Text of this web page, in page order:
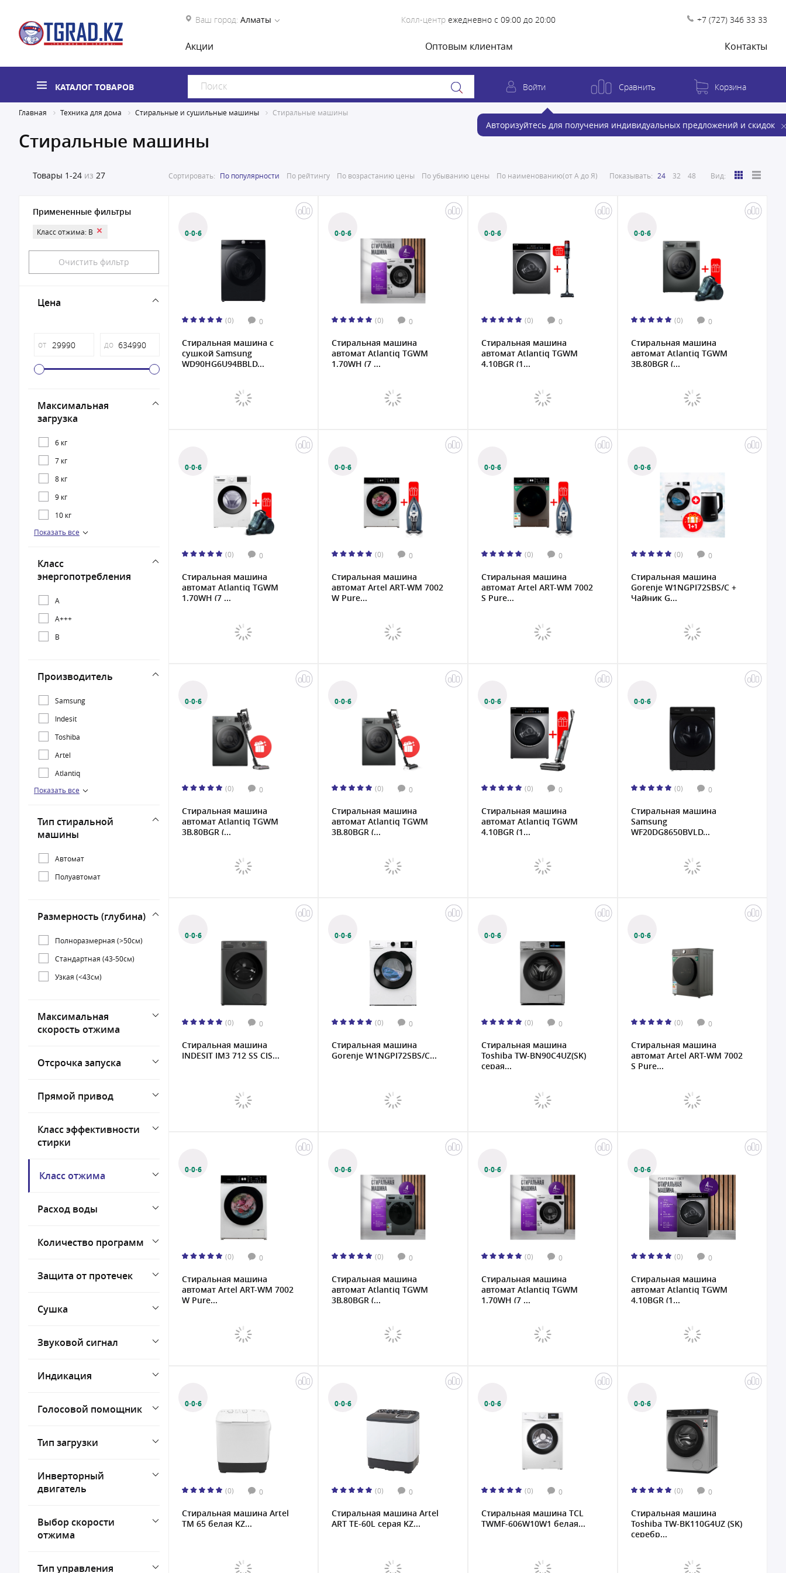
Ваш город: Алматы Колл-центр ежедневно с 09:00 до 20:00 +7 (727) 346 33 33
Акции Оптовым клиентам Контакты
КАТАЛОГ ТОВАРОВ Войти
Авторизуйтесь для получения индивидуальных предложений и скидок
Сравнить Корзина
Главная Техника для дома Стиральные и сушильные машины Стиральные машины
Стиральные машины
Товары 1-24 из 27 Сортировать: По популярности По рейтингу По возрастанию цены По убыванию цены По наименованию(от А до Я) Показывать: 24 32 48 Вид:
Примененные фильтры
Класс отжима: B
Очистить фильтр
Цена
от до
Максимальная
загрузка
6 кг
7 кг
8 кг
9 кг
10 кг
20 кг
Показать все
Класс
энергопотребления
A
A+++
B
Производитель
Samsung
Indesit
Toshiba
Artel
Atlantiq
Gorenje
Показать все
Тип стиральной
машины
Автомат
Полуавтомат
Размерность (глубина)
Полноразмерная (>50см)
Стандартная (43-50см)
Узкая (<43см)
Максимальная
скорость отжима
Отсрочка запуска
Прямой привод
Класс эффективности
стирки
Класс отжима
Расход воды
Количество программ
Защита от протечек
Сушка
Звуковой сигнал
Индикация
Голосовой помощник
Тип загрузки
Инверторный
двигатель
Выбор скорости
отжима
Тип управления
0·0·6
(0) 0
Стиральная машина с
сушкой Samsung
WD90HG6U94BBLD...
0·0·6
(0) 0
Стиральная машина
автомат Atlantiq TGWM
1.70WH (7 ...
0·0·6
(0) 0
Стиральная машина
автомат Atlantiq TGWM
4.10BGR (1...
0·0·6
(0) 0
Стиральная машина
автомат Atlantiq TGWM
3B.80BGR (...
0·0·6
(0) 0
Стиральная машина
автомат Atlantiq TGWM
1.70WH (7 ...
0·0·6
(0) 0
Стиральная машина
автомат Artel ART-WM 7002
W Pure...
0·0·6
(0) 0
Стиральная машина
автомат Artel ART-WM 7002
S Pure...
0·0·6
(0) 0
Стиральная машина
Gorenje W1NGPI72SBS/C +
Чайник G...
0·0·6
(0) 0
Стиральная машина
автомат Atlantiq TGWM
3B.80BGR (...
0·0·6
(0) 0
Стиральная машина
автомат Atlantiq TGWM
3B.80BGR (...
0·0·6
(0) 0
Стиральная машина
автомат Atlantiq TGWM
4.10BGR (1...
0·0·6
(0) 0
Стиральная машина
Samsung
WF20DG8650BVLD...
0·0·6
(0) 0
Стиральная машина
INDESIT IM3 712 SS CIS...
0·0·6
(0) 0
Стиральная машина
Gorenje W1NGPI72SBS/C...
0·0·6
(0) 0
Стиральная машина
Toshiba TW-BN90C4UZ(SK)
серая...
0·0·6
(0) 0
Стиральная машина
автомат Artel ART-WM 7002
S Pure...
0·0·6
(0) 0
Стиральная машина
автомат Artel ART-WM 7002
W Pure...
0·0·6
(0) 0
Стиральная машина
автомат Atlantiq TGWM
3B.80BGR (...
0·0·6
(0) 0
Стиральная машина
автомат Atlantiq TGWM
1.70WH (7 ...
0·0·6
(0) 0
Стиральная машина
автомат Atlantiq TGWM
4.10BGR (1...
0·0·6
(0) 0
Стиральная машина Artel
TM 65 белая KZ...
0·0·6
(0) 0
Стиральная машина Artel
ART TE-60L серая KZ...
0·0·6
(0) 0
Стиральная машина TCL
TWMF-606W10W1 белая...
0·0·6
(0) 0
Стиральная машина
Toshiba TW-BK110G4UZ (SK)
серебр...